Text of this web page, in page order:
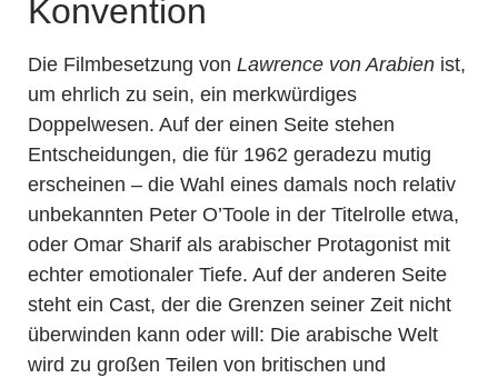
Konvention
Die Filmbesetzung von Lawrence von Arabien ist,
um ehrlich zu sein, ein merkwürdiges
Doppelwesen. Auf der einen Seite stehen
Entscheidungen, die für 1962 geradezu mutig
erscheinen – die Wahl eines damals noch relativ
unbekannten Peter O’Toole in der Titelrolle etwa,
oder Omar Sharif als arabischer Protagonist mit
echter emotionaler Tiefe. Auf der anderen Seite
steht ein Cast, der die Grenzen seiner Zeit nicht
überwinden kann oder will: Die arabische Welt
wird zu großen Teilen von britischen und